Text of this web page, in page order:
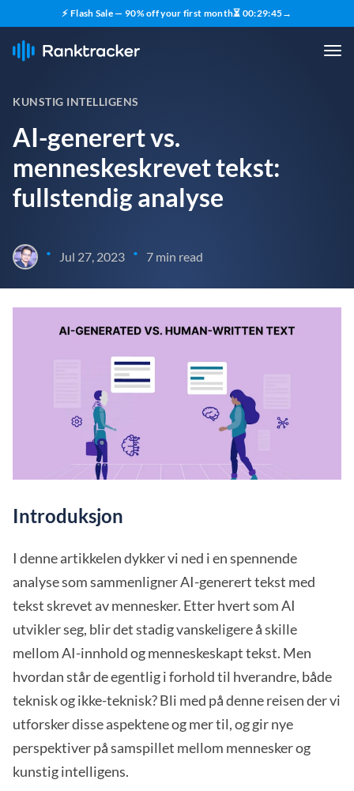
⚡ Flash Sale — 90% off your first month⏳ 00:29:44→
KUNSTIG INTELLIGENS
AI-generert vs.
menneskeskrevet tekst:
fullstendig analyse
• Jul 27, 2023 • 7 min read
Introduksjon
I denne artikkelen dykker vi ned i en spennende
analyse som sammenligner AI-generert tekst med
tekst skrevet av mennesker. Etter hvert som AI
utvikler seg, blir det stadig vanskeligere å skille
mellom AI-innhold og menneskeskapt tekst. Men
hvordan står de egentlig i forhold til hverandre, både
teknisk og ikke-teknisk? Bli med på denne reisen der vi
utforsker disse aspektene og mer til, og gir nye
perspektiver på samspillet mellom mennesker og
kunstig intelligens.